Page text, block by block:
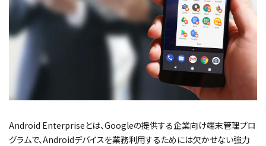
Android Enterpriseとは、Googleの提供する企業向け端末管理プロ
グラムで、Androidデバイスを業務利用するためには欠かせない強力